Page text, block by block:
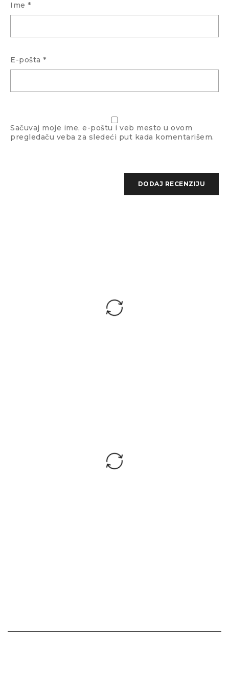
Boja okvira Crna
Boja stakla
Ime *
E-pošta *
Sačuvaj moje ime, e-poštu i veb mesto u ovom
pregledaču veba za sledeći put kada komentarišem.